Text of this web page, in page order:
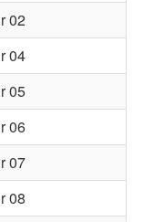
02
04
05
06
07
08